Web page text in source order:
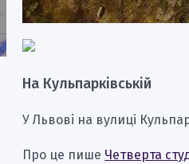
На Кульпарківській
У Львові на вулиці
Про це пише Четверта